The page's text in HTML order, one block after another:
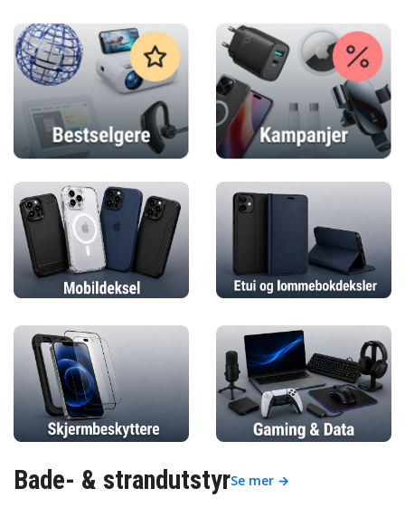
Bade- & strandutstyrSe mer →